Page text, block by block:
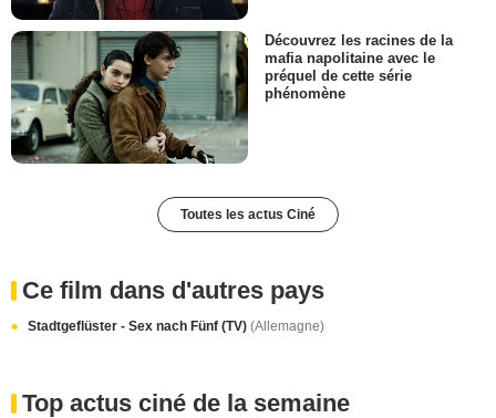
Découvrez les racines de la
mafia napolitaine avec le
préquel de cette série
phénomène
Toutes les actus Ciné
Ce film dans d'autres pays
Stadtgeflüster - Sex nach Fünf (TV) (Allemagne)
Top actus ciné de la semaine